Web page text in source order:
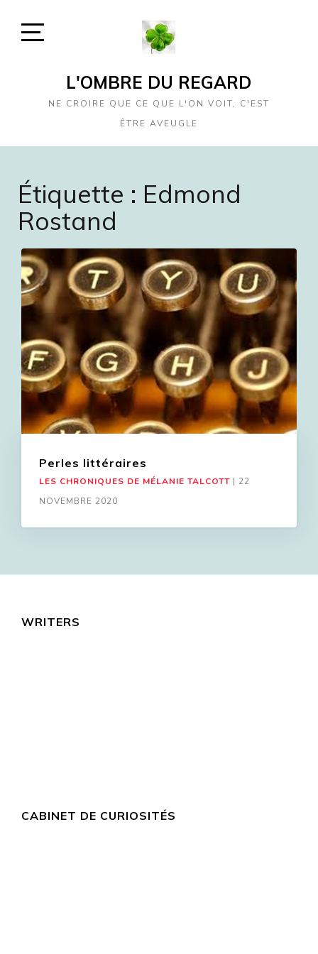
SidebarL'OMBRE DU REGARD
NE CROIRE QUE CE QUE L'ON VOIT, C'EST
ÊTRE AVEUGLE
Étiquette : Edmond
Rostand
Perles littéraires
LES CHRONIQUES DE MÉLANIE TALCOTT | 22
NOVEMBRE 2020
WRITERS
CABINET DE CURIOSITÉS